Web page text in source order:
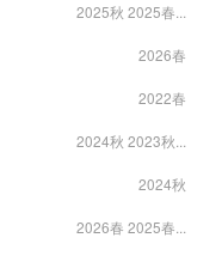
2025秋 2025春...
2026春
2022春
2024秋 2023秋...
2024秋
2026春 2025春...